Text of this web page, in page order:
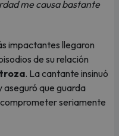
me causa bastante
impactantes llegaron
de su relación
. La cantante insinuó
aseguró que guarda
seriamente